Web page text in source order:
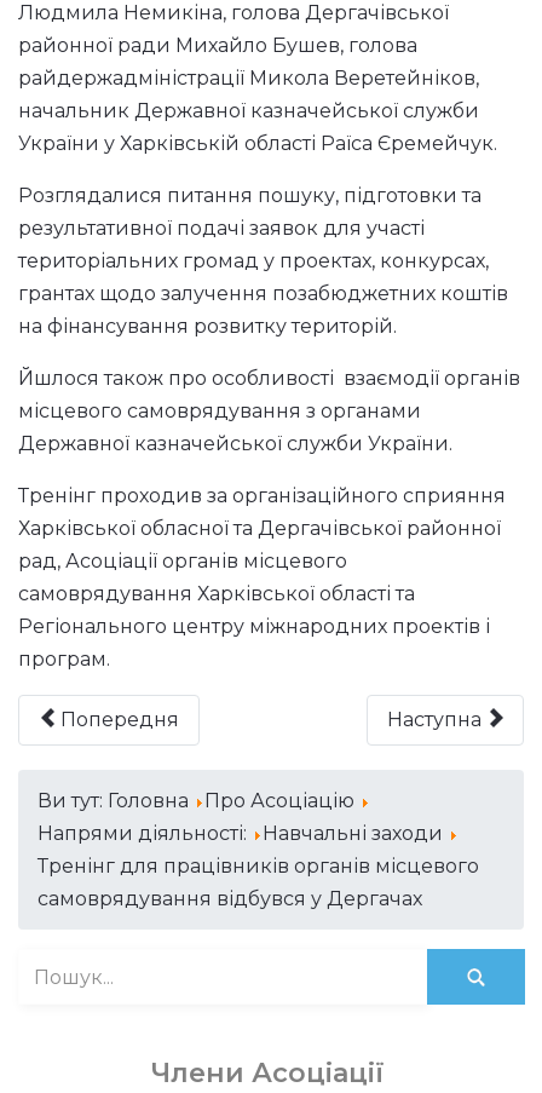
Людмила Немикіна, голова Дергачівської
районної ради Михайло Бушев, голова
райдержадміністрації Микола Веретейніков,
начальник Державної казначейської служби
України у Харківській області Раїса Єремейчук.
Розглядалися питання пошуку, підготовки та
результативної подачі заявок для участі
територіальних громад у проектах, конкурсах,
грантах щодо залучення позабюджетних коштів
на фінансування розвитку територій.
Йшлося також про особливості взаємодії органів
місцевого самоврядування з органами
Державної казначейської служби України.
Тренінг проходив за організаційного сприяння
Харківської обласної та Дергачівської районної
рад, Асоціації органів місцевого
самоврядування Харківської області та
Регіонального центру міжнародних проектів і
програм.
Попередня Наступна
Ви тут: Головна
Про Асоціацію
Напрями діяльності:
Навчальні заходи
Тренінг для працівників органів місцевого
самоврядування відбувся у Дергачах
Члени Асоціації